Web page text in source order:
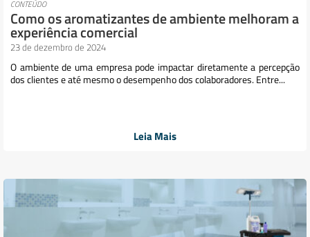
CONTEÚDO
Como os aromatizantes de ambiente melhoram a
experiência comercial
23 de dezembro de 2024
O ambiente de uma empresa pode impactar diretamente a percepção
dos clientes e até mesmo o desempenho dos colaboradores. Entre...
Leia Mais